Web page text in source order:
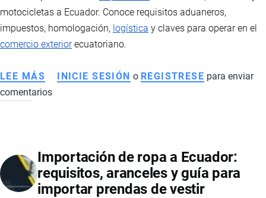
motocicletas a Ecuador. Conoce requisitos aduaneros,
impuestos, homologación, logística y claves para operar en el
comercio exteriorecuatoriano.
LEE MÁS SOBRE
IMPORTACIÓN
Y
MOTOS
A
INICIE SESIÓN o REGISTRESE para enviar
comentarios
Importación de ropa a Ecuador:
requisitos, aranceles y guía para
importar prendas de vestir